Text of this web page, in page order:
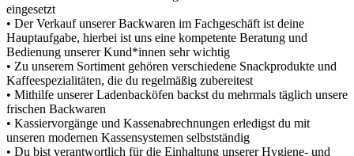
eingesetzt
• Der Verkauf unserer Backwaren im Fachgeschäft ist deine
Hauptaufgabe, hierbei ist uns eine kompetente Beratung und
Bedienung unserer Kund*innen sehr wichtig
• Zu unserem Sortiment gehören verschiedene Snackprodukte und
Kaffeespezialitäten, die du regelmäßig zubereitest
• Mithilfe unserer Ladenbacköfen backst du mehrmals täglich unsere
frischen Backwaren
• Kassiervorgänge und Kassenabrechnungen erledigst du mit
unseren modernen Kassensystemen selbstständig
• Du bist verantwortlich für die Einhaltung unserer Hygiene- und